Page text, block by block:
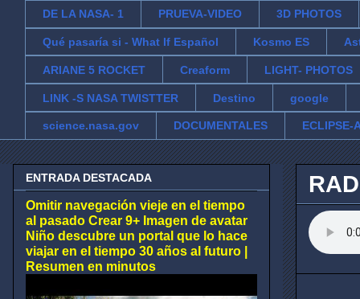
DE LA NASA- 1 PRUEVA-VIDEO 3D PHOTOS
Qué pasaría si - What If Español Kosmo ES
ARIANE 5 ROCKET Creaform LIGHT- PHOTOS
LINK -S NASA TWISTTER Destino google
science.nasa.gov DOCUMENTALES ECLIPSE-
ENTRADA DESTACADA
Omitir navegación vieje en el tiempo
al pasado Crear 9+ Imagen de avatar
Niño descubre un portal que lo hace
viajar en el tiempo 30 años al futuro |
Resumen en minutos